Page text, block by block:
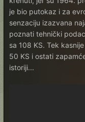
je bio putokaz i za
senzaciju izazvana
poznati tehnički
sa 108 KS. Tek
50 KS i ostati
istoriji...